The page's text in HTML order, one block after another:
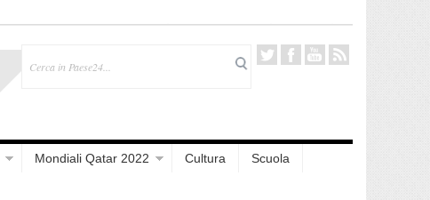
Mondiali Qatar 2022 Cultura
Scuola